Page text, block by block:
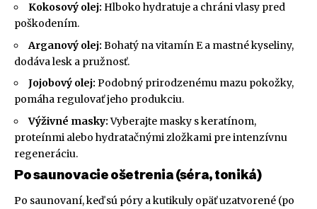
Kokosový olej: Hlboko hydratuje a chráni vlasy pred
poškodením.
Arganový olej: Bohatý na vitamín E a mastné kyseliny,
dodáva lesk a pružnosť.
Jojobový olej: Podobný prirodzenému mazu pokožky,
pomáha regulovať jeho produkciu.
Výživné masky:Vyberajte masky s keratínom,
proteínmi alebo hydratačnými zložkami pre intenzívnu
regeneráciu.
Po saunovacie ošetrenia (séra, toniká)
Po saunovaní, keď sú póry a kutikuly opäť uzatvorené (po